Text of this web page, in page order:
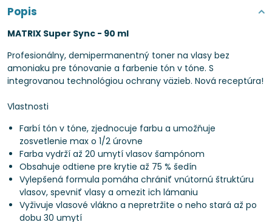
Popis
MATRIX Super Sync - 90 ml
Profesionálny, demipermanentný toner na vlasy bez
amoniaku pre tónovanie a farbenie tón v tóne. S
integrovanou technológiou ochrany väzieb. Nová receptúra!
Vlastnosti
Farbí tón v tóne, zjednocuje farbu a umožňuje
zosvetlenie max o 1/2 úrovne
Farba vydrží až 20 umytí vlasov šampónom
Obsahuje odtiene pre krytie až 75 % šedín
Vylepšená formula pomáha chrániť vnútornú štruktúru
vlasov, spevniť vlasy a omezit ich lámaniu
Vyživuje vlasové vlákno a nepretržite o neho stará až po
dobu 30 umytí